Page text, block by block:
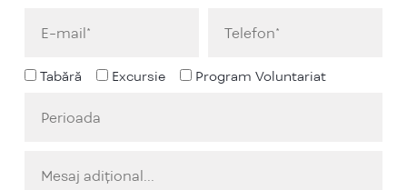
Tabără Excursie Program Voluntariat